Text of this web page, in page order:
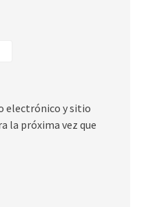
electrónico y sitio
la próxima vez que